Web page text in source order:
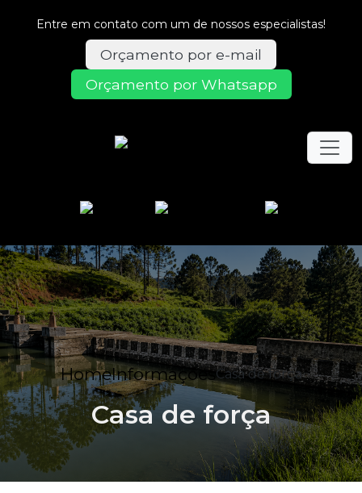
Entre em contato com um de nossos especialistas!
Orçamento por e-mail
Orçamento por Whatsapp
HomeInformaçõesCasa de força
Casa de força